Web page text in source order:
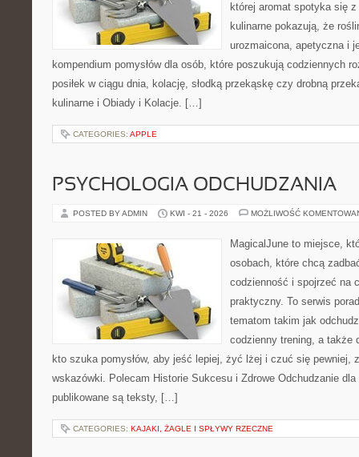
której aromat spotyka się
kulinarne pokazują, że
urozmaicona, apetyczna i
kompendium pomysłów dla osób, które poszukują codziennych
posiłek w ciągu dnia, kolację, słodką przekąskę czy drobną
kulinarne i Obiady i Kolacje. […]
CATEGORIES: APPLE
PSYCHOLOGIA ODCHUDZANIA
POSTED BY ADMIN KWI - 21 - 2026 MOŻLIWOŚĆ
MagicalJune to miejsce,
osobach, które chcą
codzienność i spojrzeć na
praktyczny. To serwis
tematom takim jak
codzienny trening, a także
kto szuka pomysłów, aby jeść lepiej, żyć lżej i czuć się pewniej,
wskazówki. Polecam Historie Sukcesu i Zdrowe Odchudzanie
publikowane są teksty, […]
CATEGORIES: KAJAKI, ŻAGLE I SPŁYWY RZECZNE